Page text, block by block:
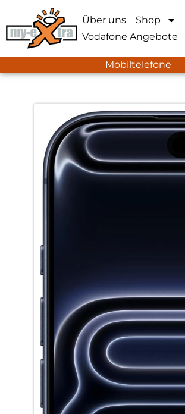
Über uns Shop
Vodafone Angebote
Mobiltelefone